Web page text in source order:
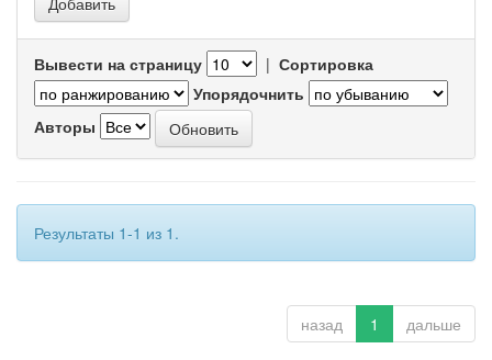
Вывести на страницу | Сортировка
Упорядочнить
Авторы
Результаты 1-1 из 1.
назад 1 дальше